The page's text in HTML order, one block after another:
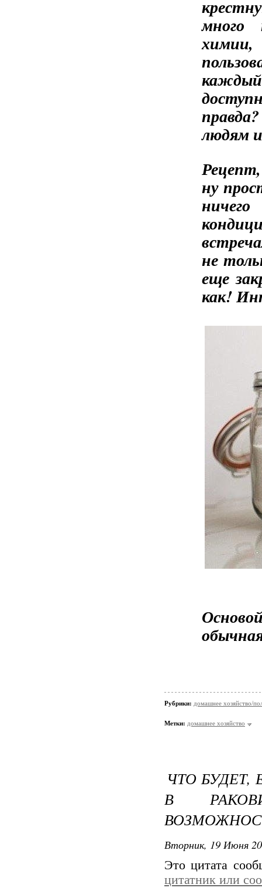
много
химии,
людям
ну
не
еще
как!
Рубрики: домашнее хозяйство/
Метки: домашнее хозяйство
ЧТО БУДЕТ,
В
Вторник, 19 Июня
Это цитата
цитатник или